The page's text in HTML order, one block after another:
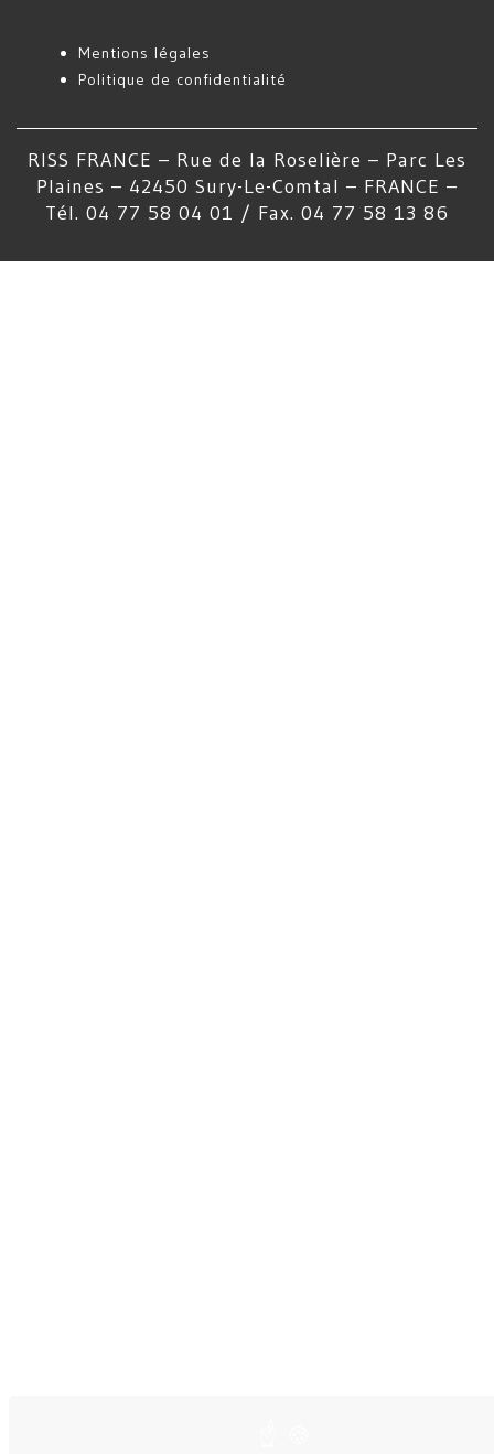
Mentions légales
Politique de confidentialité
RISS FRANCE – Rue de la Roselière – Parc Les
Plaines – 42450 Sury-Le-Comtal – FRANCE –
Tél. 04 77 58 04 01 / Fax. 04 77 58 13 86